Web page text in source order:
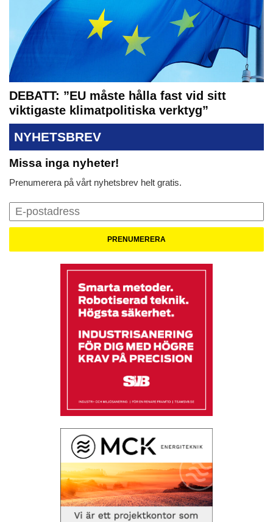
DEBATT: ”EU måste hålla fast vid sitt
viktigaste klimatpolitiska verktyg”
NYHETSBREV
Missa inga nyheter!
Prenumerera på vårt nyhetsbrev helt gratis.